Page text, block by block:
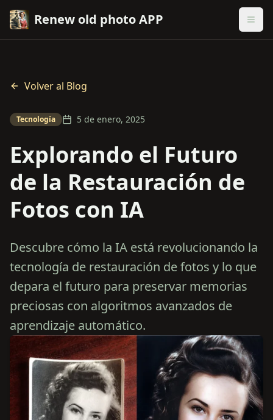
Renew old photo APP
Volver al Blog
Tecnología 5 de enero, 2025
Explorando el Futuro
de la Restauración de
Fotos con IA
Descubre cómo la IA está revolucionando la
tecnología de restauración de fotos y lo que
depara el futuro para preservar memorias
preciosas con algoritmos avanzados de
aprendizaje automático.